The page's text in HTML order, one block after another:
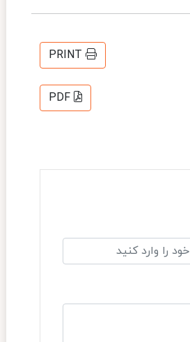
PRINT
PDF